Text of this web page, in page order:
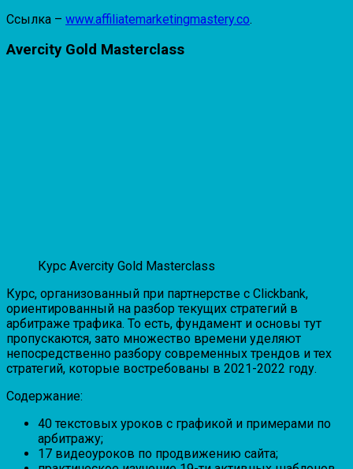
Ссылка – www.affiliatemarketingmastery.co.
Avercity Gold Masterclass
Курс Avercity Gold Masterclass
Курс, организованный при партнерстве с Clickbank,
ориентированный на разбор текущих стратегий в
арбитраже трафика. То есть, фундамент и основы тут
пропускаются, зато множество времени уделяют
непосредственно разбору современных трендов и тех
стратегий, которые востребованы в 2021-2022 году.
Содержание:
40 текстовых уроков с графикой и примерами по
арбитражу;
17 видеоуроков по продвижению сайта;